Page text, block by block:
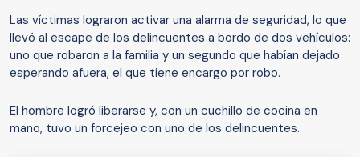
Las víctimas lograron activar una alarma de seguridad, lo que
llevó al escape de los delincuentes a bordo de dos vehículos:
uno que robaron a la familia y un segundo que habían dejado
esperando afuera, el que tiene encargo por robo.
El hombre logró liberarse y, con un cuchillo de cocina en
mano, tuvo un forcejeo con uno de los delincuentes.